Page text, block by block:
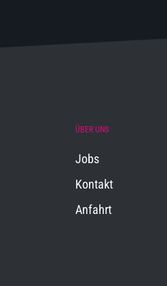
ÜBER UNS
Jobs
Kontakt
Anfahrt